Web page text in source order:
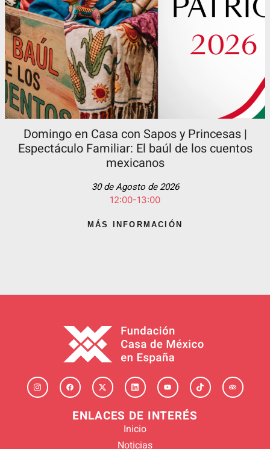
Domingo en Casa con Sapos y Princesas |
Espectáculo Familiar: El baúl de los cuentos
mexicanos
30 de Agosto de 2026
12:00-13:00
MÁS INFORMACIÓN
ENLACES DE INTERÉS
Inicio
Noticias